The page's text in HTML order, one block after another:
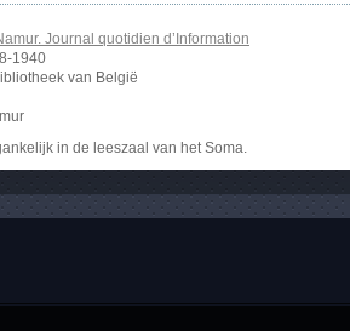
Journal quotidien d’Information
1940
van België
in de leeszaal van het Soma.